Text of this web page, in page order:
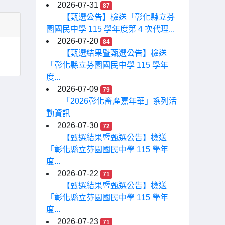
2026-07-31 87
【甄選公告】檢送「彰化縣立芬
園國民中學 115 學年度第 4 次代理...
2026-07-20
84
【甄選結果暨甄選公告】檢送
「彰化縣立芬園國民中學 115 學年
度...
2026-07-09
79
「2026彰化畜產嘉年華」系列活
動資訊
2026-07-30
72
【甄選結果暨甄選公告】檢送
「彰化縣立芬園國民中學 115 學年
度...
2026-07-22
71
【甄選結果暨甄選公告】檢送
「彰化縣立芬園國民中學 115 學年
度...
2026-07-23
71